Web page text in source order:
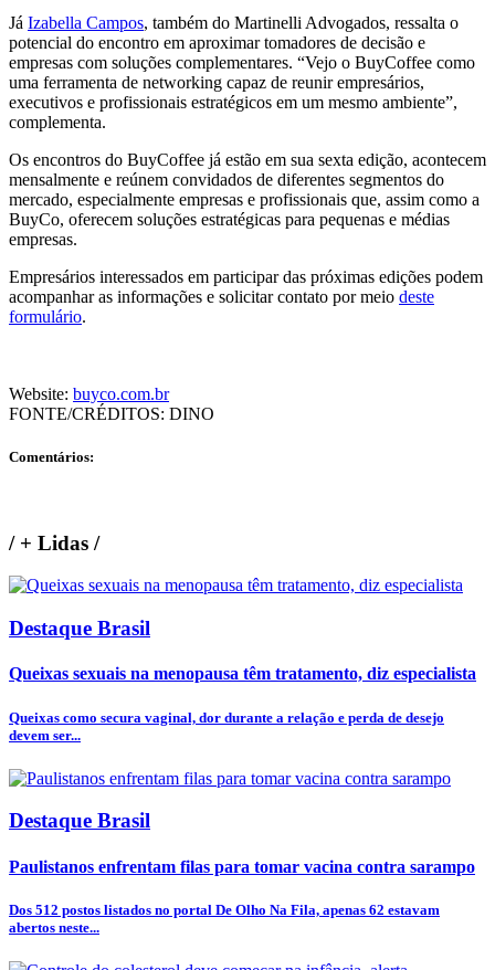
Já Izabella Campos, também do Martinelli Advogados, ressalta o
potencial do encontro em aproximar tomadores de decisão e
empresas com soluções complementares. “Vejo o BuyCoffee como
uma ferramenta de networking capaz de reunir empresários,
executivos e profissionais estratégicos em um mesmo ambiente”,
complementa.
Os encontros do BuyCoffee já estão em sua sexta edição, acontecem
mensalmente e reúnem convidados de diferentes segmentos do
mercado, especialmente empresas e profissionais que, assim como a
BuyCo, oferecem soluções estratégicas para pequenas e médias
empresas.
Empresários interessados em participar das próximas edições podem
acompanhar as informações e solicitar contato por meio deste
formulário.
Website: buyco.com.br
FONTE/CRÉDITOS: DINO
Comentários:
/+ Lidas /
Destaque Brasil
Queixas sexuais na menopausa têm tratamento, diz especialista
Queixas como secura vaginal, dor durante a relação e perda de desejo
devem ser...
Destaque Brasil
Paulistanos enfrentam filas para tomar vacina contra sarampo
Dos 512 postos listados no portal De Olho Na Fila, apenas 62 estavam
abertos neste...